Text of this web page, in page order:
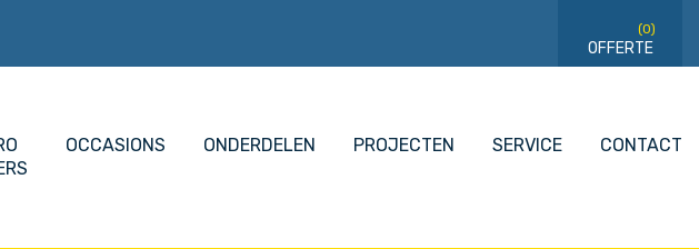
(0)
OCCASIONS ONDERDELEN PROJECTEN SERVICE CONTACT